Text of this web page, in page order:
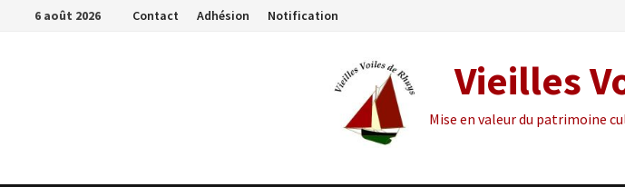
Passer6 août 2026 Contact Adhésion Notification
Vieilles
Mise en valeur du patrimoine